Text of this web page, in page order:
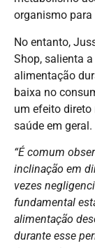
organismo
No entanto,
Shop, salienta
alimentação
baixa no
um efeito direto
saúde em geral.
“É comum
inclinação em
vezes
fundamental
alimentação
durante esse